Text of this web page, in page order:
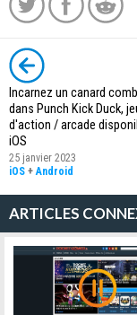
Incarnez un canard
dans Punch Kick Duck,
d'action / arcade
iOS
25 janvier 2023
iOS +Android
ARTICLES